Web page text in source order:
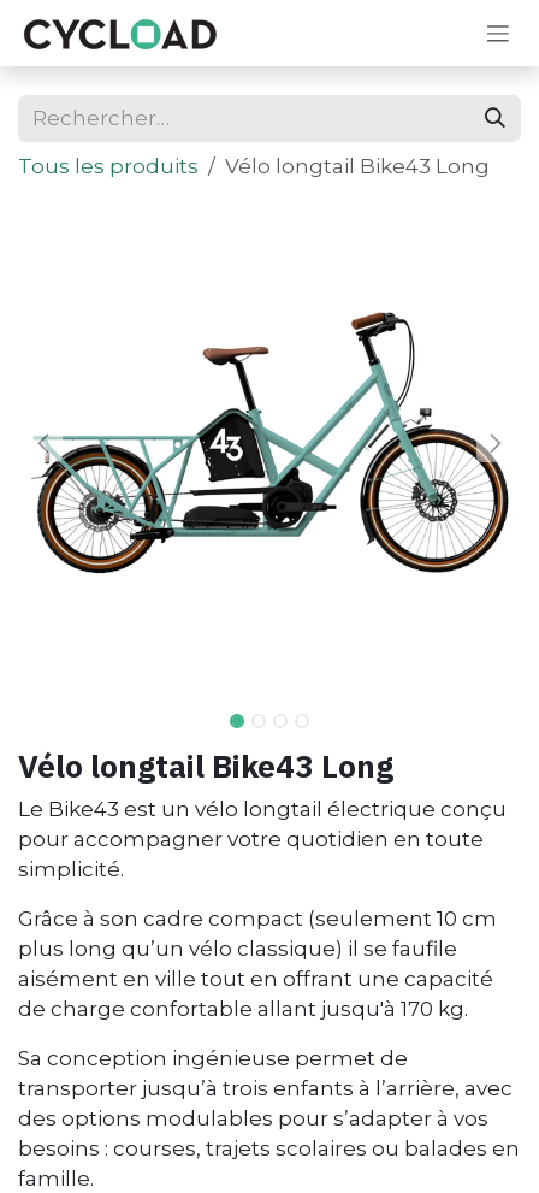
Se rendre au contenu
Tous les produits Vélo longtail Bike43 Long
Vélo longtail Bike43 Long
Le Bike43 est un vélo longtail électrique conçu
pour accompagner votre quotidien en toute
simplicité.
Grâce à son cadre compact (seulement 10 cm
plus long qu’un vélo classique) il se faufile
aisément en ville tout en offrant une capacité
de charge confortable allant jusqu'à 170 kg.
Sa conception ingénieuse permet de
transporter jusqu’à trois enfants à l’arrière, avec
des options modulables pour s’adapter à vos
besoins : courses, trajets scolaires ou balades en
famille.